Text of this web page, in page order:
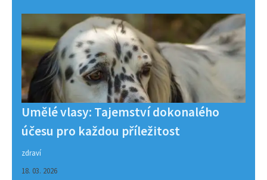
Umělé vlasy: Tajemství dokonalého
účesu pro každou příležitost
zdraví
18. 03. 2026